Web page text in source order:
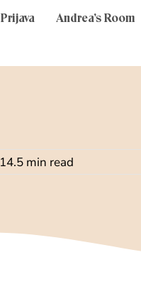
Prijava Andrea’s Room
14.5 min read